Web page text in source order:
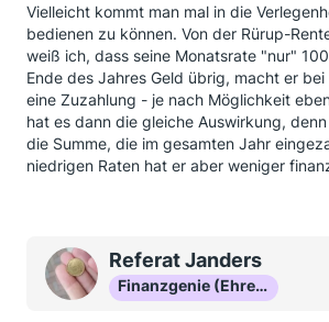
Vielleicht kommt man mal in die
bedienen zu können. Von der Rürup-
weiß ich, dass seine Monatsrate "nur"
Ende des Jahres Geld übrig, macht er bei
eine Zuzahlung - je nach Möglichkeit
hat es dann die gleiche Auswirkung,
die Summe, die im gesamten Jahr
niedrigen Raten hat er aber weniger
Referat Janders
Finanzgenie (Ehrenmitglied)